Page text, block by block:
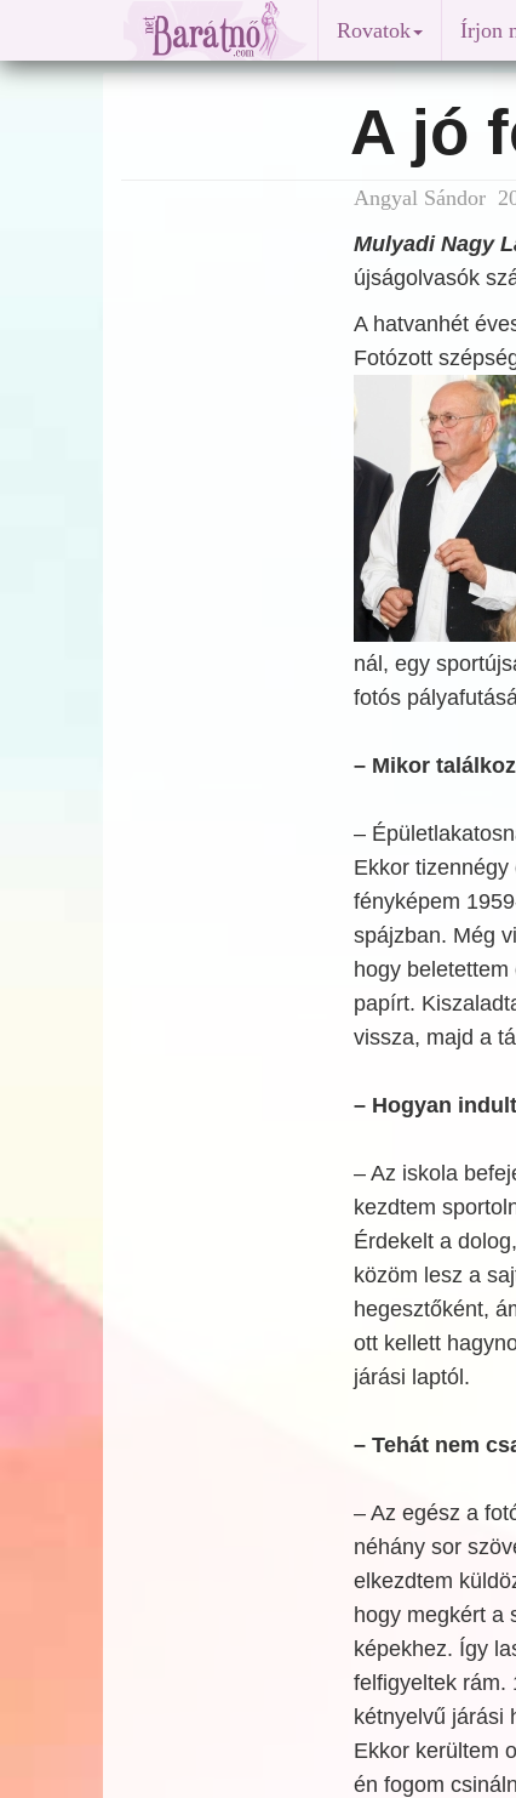
Rovatok Írjon
A jó
Angyal Sándor
Mulyadi Nagy
újságolvasók
A hatvanhét
Fotózott
nál, egy
fotós
– Mikor
–
Ekkor
fényképem
spájzban. Még
hogy
papírt.
vissza, majd a
– Hogyan
– Az iskola
kezdtem
Érdekelt a
közöm lesz a
hegesztőként,
ott kellett
járási laptól.
– Tehát nem
– Az egész a
néhány sor
elkezdtem
hogy megkért a
képekhez. Így
felfigyeltek rám.
kétnyelvű járási
Ekkor kerültem
én fogom